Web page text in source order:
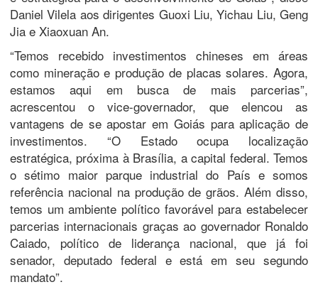
Daniel Vilela aos dirigentes Guoxi Liu, Yichau Liu, Geng
Jia e Xiaoxuan An.
“Temos recebido investimentos chineses em áreas
como mineração e produção de placas solares. Agora,
estamos aqui em busca de mais parcerias”,
acrescentou o vice-governador, que elencou as
vantagens de se apostar em Goiás para aplicação de
investimentos. “O Estado ocupa localização
estratégica, próxima à Brasília, a capital federal. Temos
o sétimo maior parque industrial do País e somos
referência nacional na produção de grãos. Além disso,
temos um ambiente político favorável para estabelecer
parcerias internacionais graças ao governador Ronaldo
Caiado, político de liderança nacional, que já foi
senador, deputado federal e está em seu segundo
mandato”.